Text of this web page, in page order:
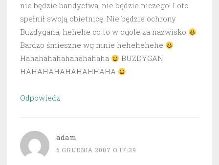
nie będzie bandyctwa, nie będzie niczego! I oto
spełnił swoją obietnicę. Nie będzie ochrony
Buzdygana, hehehe co to w ogole za nazwisko
Bardzo śmieszne wg mnie hehehehehe
Hahahahahahahahahaha
BUZDYGAN
HAHAHAHAHAHAHHAHA
Odpowiedz
adam
6 GRUDNIA 2007 O 17:39